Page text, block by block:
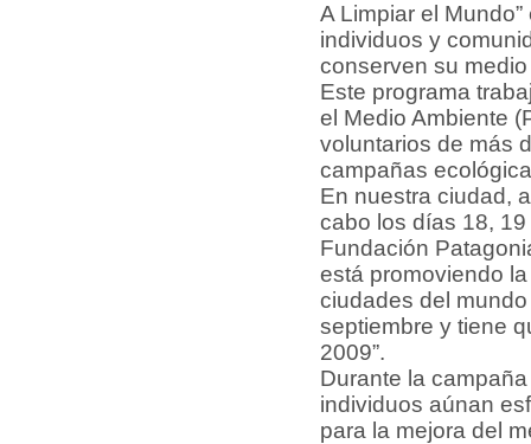
A Limpiar el
individuos y
conserven su
Este programa
el Medio Ambiente
voluntarios de más
campañas
En nuestra ciudad,
cabo los días 18,
Fundación
está promoviendo
ciudades del
septiembre y tiene
2009”.
Durante la
individuos aúnan
para la mejora del